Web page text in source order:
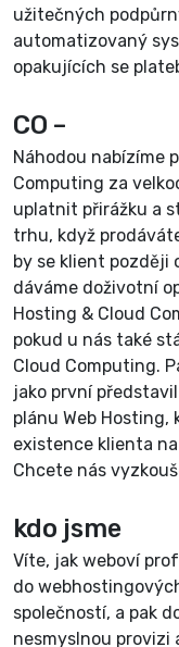
užitečných
automatizovaný
opakujících se
CO –
Náhodou nabízíme
Computing za
uplatnit přirážku a
trhu, když
by se klient později
dáváme doživotní
Hosting & Cloud
pokud u nás také
Cloud Computing.
jako první
plánu Web Hosting,
existence klienta
Chcete nás
kdo jsme
Víte, jak weboví
do
společností, a pak
nesmyslnou provizi